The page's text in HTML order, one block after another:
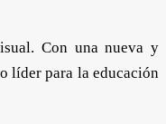
Con una nueva y
líder para la educación